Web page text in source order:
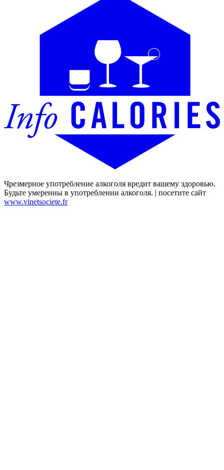
Чрезмерное употребление алкоголя вредит вашему здоровью.
Будьте умеренны в употреблении алкоголя. | посетите сайт
www.vinetsociete.fr